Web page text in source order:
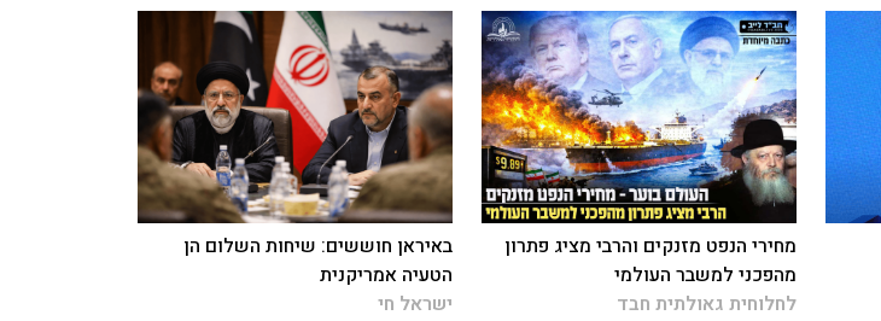
מחירי הנפט מזנקים והרבי מציג פתרון
מהפכני למשבר העולמי
לחלוחית גאולתית חבד
באיראן חוששים: שיחות השלום הן
הטעיה אמריקנית
ישראל חי